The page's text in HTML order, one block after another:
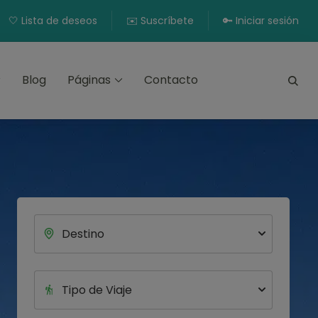
🤍 Lista de deseos ✉️ Suscríbete 🔑 Iniciar sesión
y más en los Pirineos y destinos exóticos.
Blog Páginas Contacto